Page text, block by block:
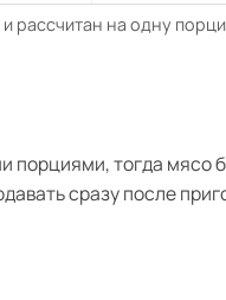
рассчитан на одну
тогда мясо
сразу после